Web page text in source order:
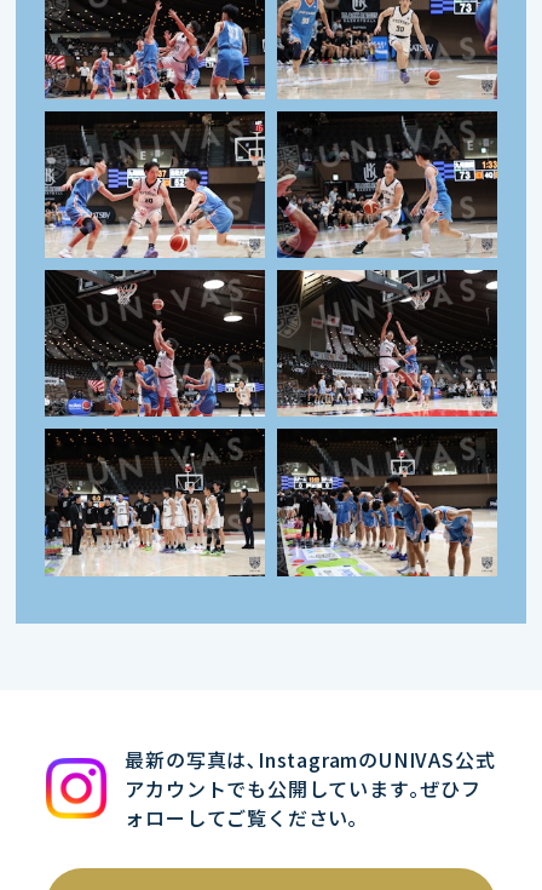
最新の写真は､InstagramのUNIVAS公式
アカウントでも公開しています｡ぜひフ
ォローしてご覧ください｡